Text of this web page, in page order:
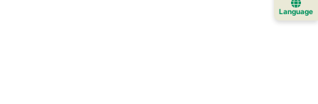
Language